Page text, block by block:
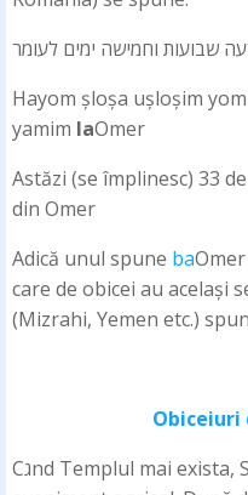
שבועות וחמישה ימים לעומר
Hayom șloșa ușloșim
yamim laOmer
Astăzi (se împlinesc) 33
din Omer
Adică unul spune ba
care de obicei au același
(Mizrahi, Yemen etc.)
Obiceiuri
Cגnd Templul mai exista, Sefirat HaOmer era mai mult un